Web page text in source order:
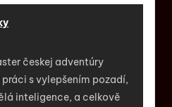
českej adventúry
s vylepšením pozadí,
inteligence, a celkově